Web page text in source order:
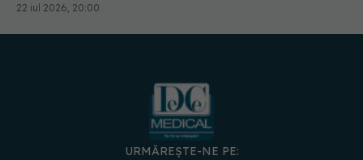
22 iul 2026, 20:00
URMĂREȘTE-NE PE: